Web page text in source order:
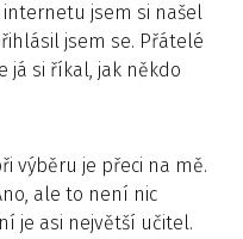
jsem si našel
jsem se. Přátelé
já si říkal, jak někdo
výběru je přeci na mě.
ale to není nic
je asi největší učitel.